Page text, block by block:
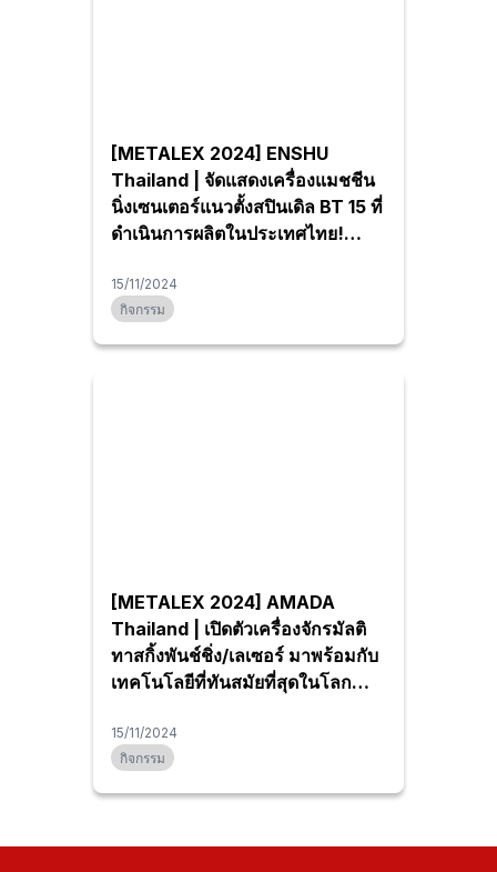
[METALEX 2024] ENSHU
Thailand | จัดแสดงเครื่องแมชชีน
นิ่งเซนเตอร์แนวตั้งสปินเดิล BT 15 ที่
ดำเนินการผลิตในประเทศไทย!
หมุนได้ 50,000 ต่อนาที รอบและ
ประหยัดพื้นที่
15/11/2024
กิจกรรม
[METALEX 2024] AMADA
Thailand | เปิดตัวเครื่องจักรมัลติ
ทาสกิ้งพันช์ชิ่ง/เลเซอร์ มาพร้อมกับ
เทคโนโลยีที่ทันสมัยที่สุดในโลก
เปลี่ยนแม่พิมพ์อัตโนมัติเป็นครั้งแรก
15/11/2024
กิจกรรม